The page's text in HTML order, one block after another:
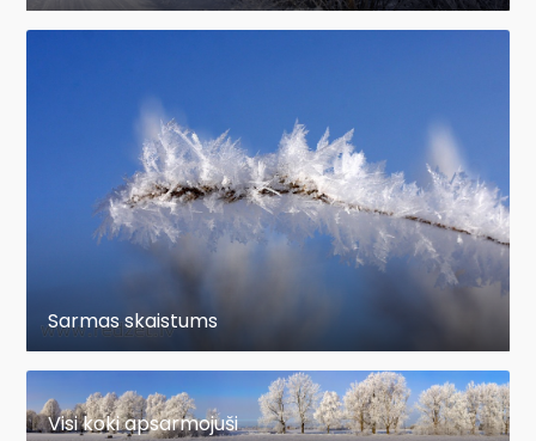
Sarmas skaistums
Visi koki apsarmojuši